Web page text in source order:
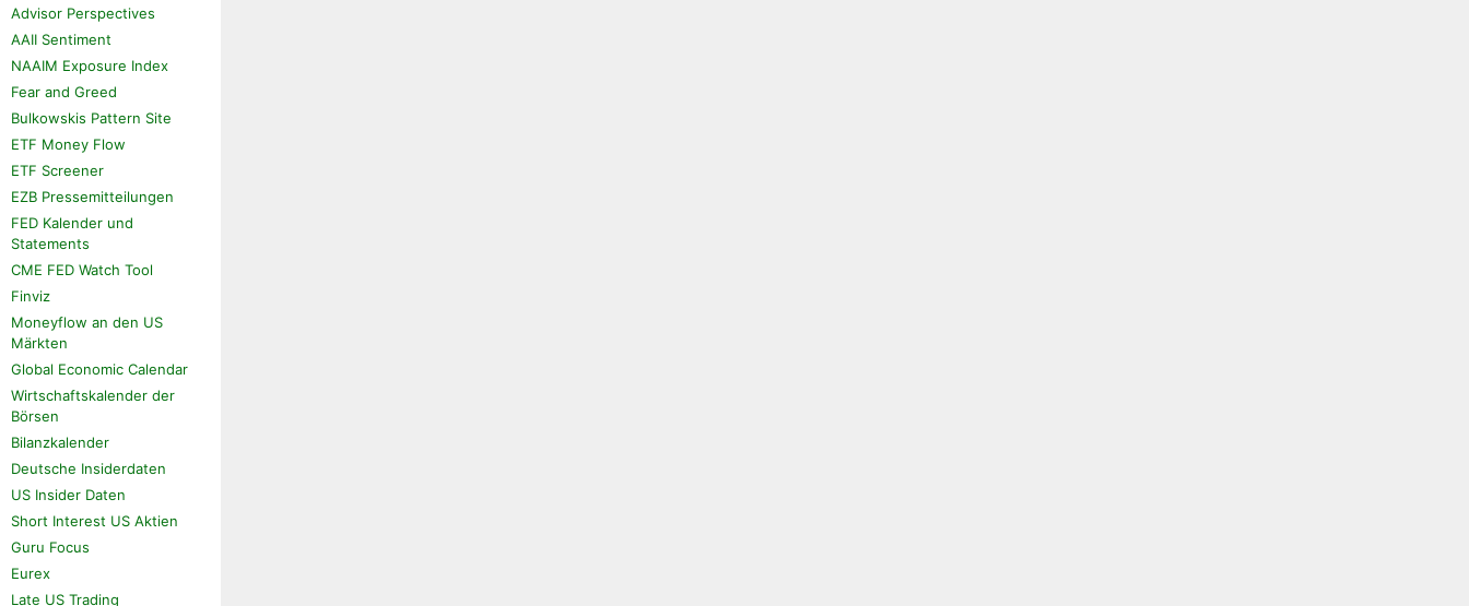
Advisor Perspectives
AAII Sentiment
NAAIM Exposure Index
Fear and Greed
Bulkowskis Pattern Site
ETF Money Flow
ETF Screener
EZB Pressemitteilungen
FED Kalender und
Statements
CME FED Watch Tool
Finviz
Moneyflow an den US
Märkten
Global Economic Calendar
Wirtschaftskalender der
Börsen
Bilanzkalender
Deutsche Insiderdaten
US Insider Daten
Short Interest US Aktien
Guru Focus
Eurex
Late US Trading